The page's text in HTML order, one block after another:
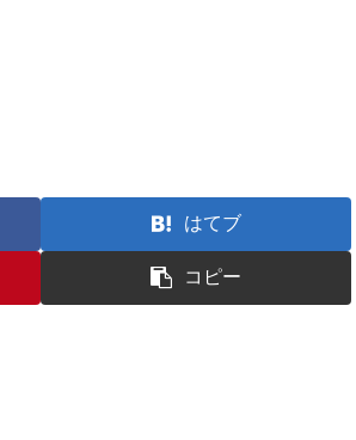
はてブ
コピー